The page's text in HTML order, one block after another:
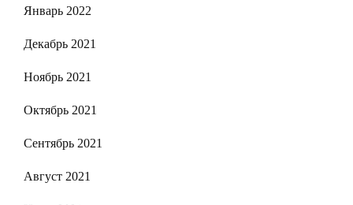
Январь 2022
Декабрь 2021
Ноябрь 2021
Октябрь 2021
Сентябрь 2021
Август 2021